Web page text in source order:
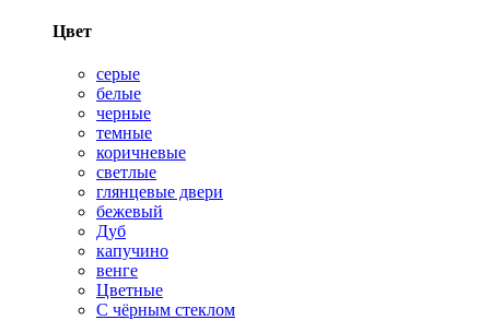
Цвет
серые
белые
черные
темные
коричневые
светлые
глянцевые двери
бежевый
Дуб
капучино
венге
Цветные
С чёрным стеклом